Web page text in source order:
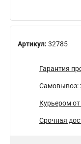
Артикул: 32785
Гарантия
Самовывоз:
Курьером
Срочная